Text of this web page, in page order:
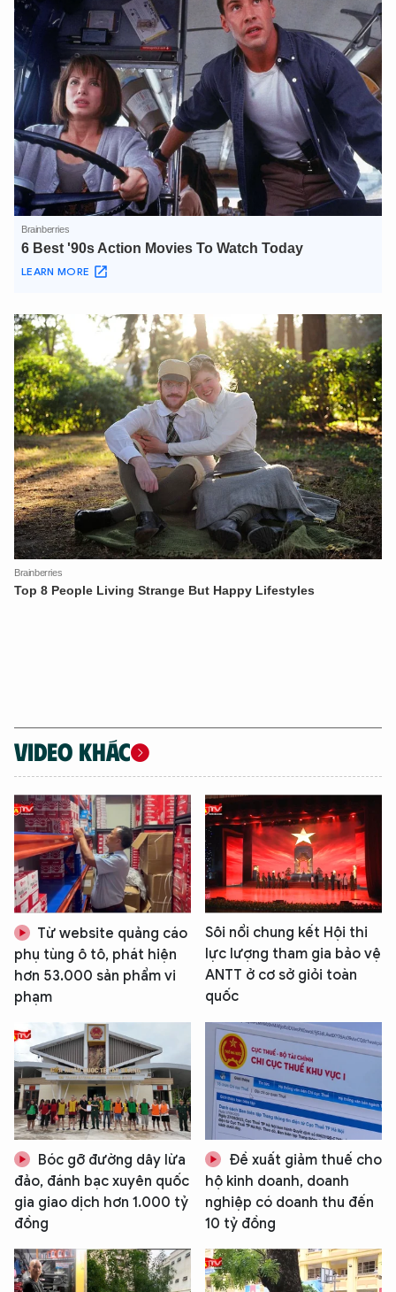
VIDEO KHÁC
Từ website quảng cáo
phụ tùng ô tô, phát hiện
hơn 53.000 sản phẩm vi
phạm
Sôi nổi chung kết Hội thi
lực lượng tham gia bảo vệ
ANTT ở cơ sở giỏi toàn
quốc
Bóc gỡ đường dây lừa
đảo, đánh bạc xuyên quốc
gia giao dịch hơn 1.000 tỷ
đồng
Đề xuất giảm thuế cho
hộ kinh doanh, doanh
nghiệp có doanh thu đến
10 tỷ đồng
XIN CHÀO,
TÔI LÀ CHATBOT CỦA